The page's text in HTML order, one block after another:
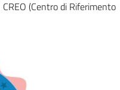
(Centro di Riferimento